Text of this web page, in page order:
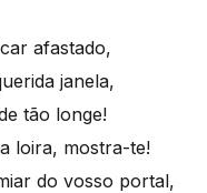
afastado,
janela,
tão longe!
loira, mostra-te!
do vosso portal,